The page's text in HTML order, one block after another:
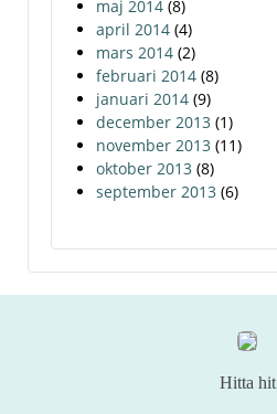
maj 2014 (8)
april 2014 (4)
mars 2014 (2)
februari 2014 (8)
januari 2014 (9)
december 2013 (1)
november 2013 (11)
oktober 2013 (8)
september 2013 (6)
Hitta hit